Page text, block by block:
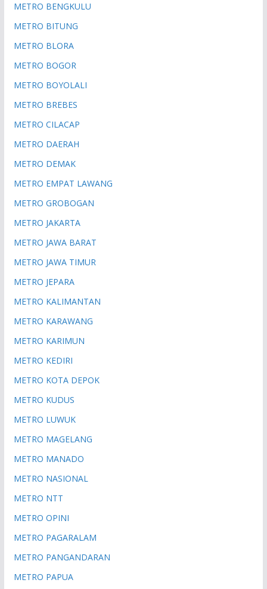
METRO BENGKULU
METRO BITUNG
METRO BLORA
METRO BOGOR
METRO BOYOLALI
METRO BREBES
METRO CILACAP
METRO DAERAH
METRO DEMAK
METRO EMPAT LAWANG
METRO GROBOGAN
METRO JAKARTA
METRO JAWA BARAT
METRO JAWA TIMUR
METRO JEPARA
METRO KALIMANTAN
METRO KARAWANG
METRO KARIMUN
METRO KEDIRI
METRO KOTA DEPOK
METRO KUDUS
METRO LUWUK
METRO MAGELANG
METRO MANADO
METRO NASIONAL
METRO NTT
METRO OPINI
METRO PAGARALAM
METRO PANGANDARAN
METRO PAPUA